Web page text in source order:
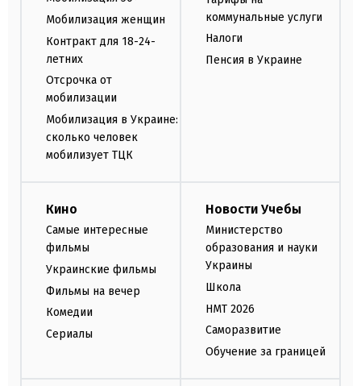
Мобилизация женщин
Контракт для 18-24-
летних
Отсрочка от
мобилизации
Мобилизация в Украине:
сколько человек
мобилизует ТЦК
коммунальные услуги
Налоги
Пенсия в Украине
Кино
Самые интересные
фильмы
Украинские фильмы
Фильмы на вечер
Комедии
Сериалы
Новости Учебы
Министерство
образования и науки
Украины
Школа
НМТ 2026
Саморазвитие
Обучение за границей